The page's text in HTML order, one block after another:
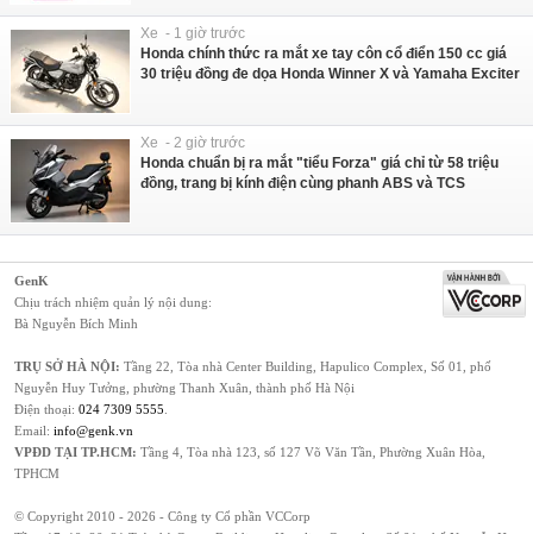
Xe - 1 giờ trước
Honda chính thức ra mắt xe tay côn cổ điển 150 cc giá
30 triệu đồng đe dọa Honda Winner X và Yamaha Exciter
Xe - 2 giờ trước
Honda chuẩn bị ra mắt "tiểu Forza" giá chỉ từ 58 triệu
đồng, trang bị kính điện cùng phanh ABS và TCS
GenK
Chịu trách nhiệm quản lý nội dung:
Bà Nguyễn Bích Minh
TRỤ SỞ HÀ NỘI: Tầng 22, Tòa nhà Center Building, Hapulico Complex, Số 01, phố
Nguyễn Huy Tưởng, phường Thanh Xuân, thành phố Hà Nội
Điện thoại: 024 7309 5555
Email: info@genk.vn
VPĐD TẠI TP.HCM: Tầng 4, Tòa nhà 123, số 127 Võ Văn Tần, Phường Xuân Hòa,
TPHCM
© Copyright 2010 - 2026 - Công ty Cổ phần VCCorp